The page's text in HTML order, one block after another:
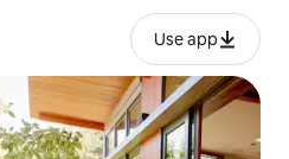
Use app